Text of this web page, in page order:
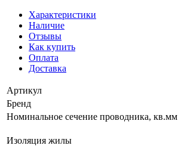
Характеристики
Наличие
Отзывы
Как купить
Оплата
Доставка
Артикул
Бренд
Номинальное сечение проводника, кв.мм
Изоляция жилы